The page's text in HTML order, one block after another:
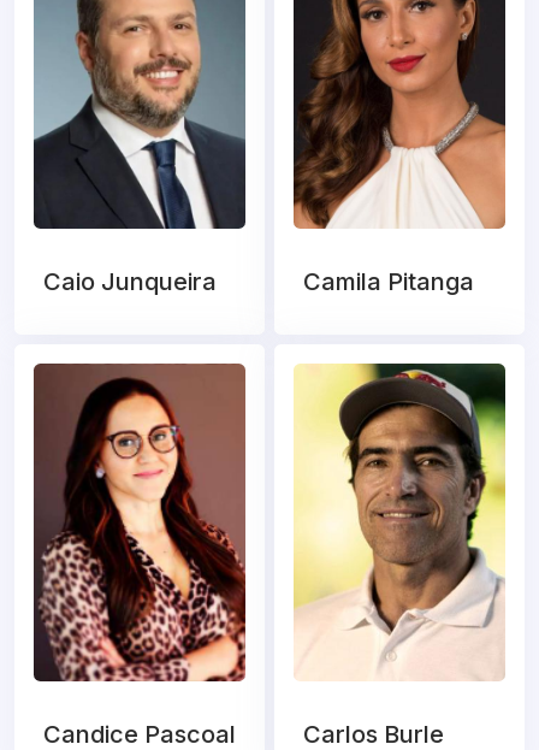
Caio Junqueira Camila Pitanga
Candice Pascoal Carlos Burle